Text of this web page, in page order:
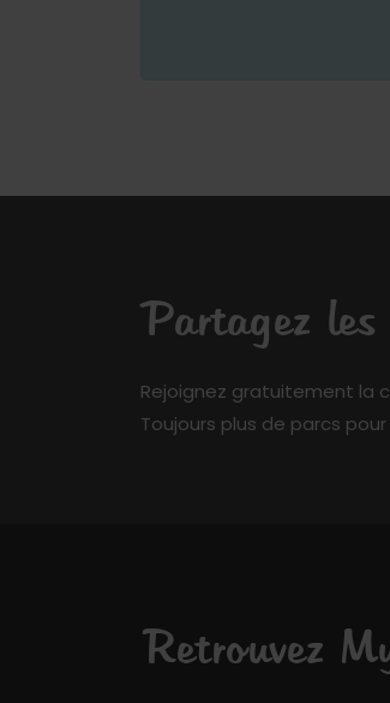
Partagez les
Rejoignez gratuitement la
Toujours plus de parcs pour
Retrouvez